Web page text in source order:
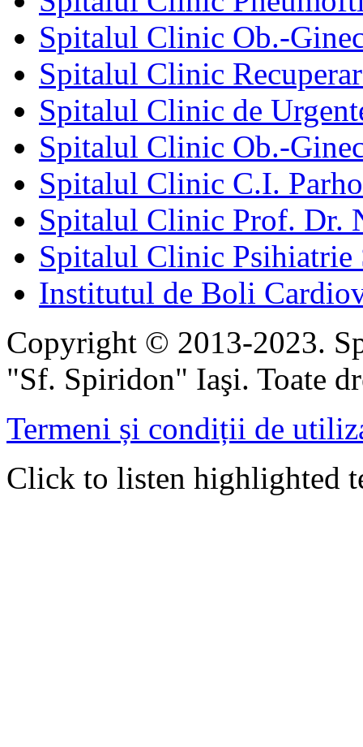
Spitalul Clinic Ob.-
Spitalul Clinic
Spitalul Clinic de
Spitalul Clinic Ob.-
Spitalul Clinic C.I.
Spitalul Clinic Prof. Dr.
Spitalul Clinic Psihiatrie
Institutul de Boli
Copyright © 2013-2023.
"Sf. Spiridon" Iaşi. Toate
Termeni și condiții de
Click to listen highlighted